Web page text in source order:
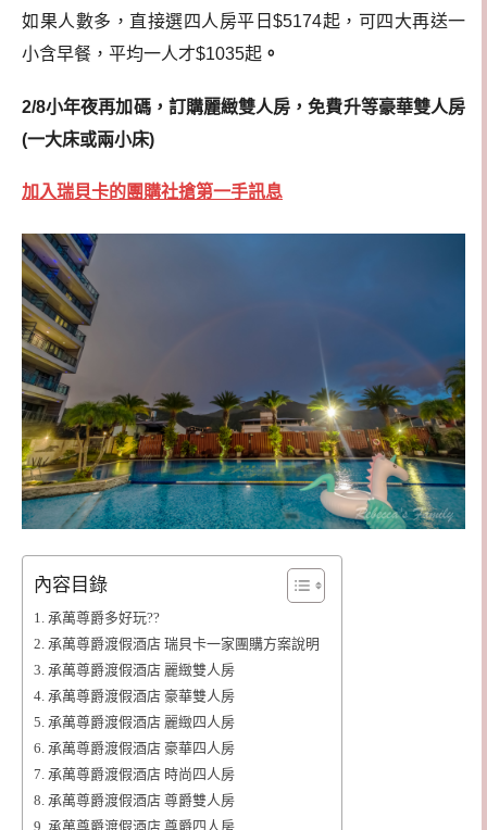
如果人數多，直接選四人房平日$5174起，可四大再送一
小含早餐，平均一人才$1035起 。
2/8小年夜再加碼，訂購麗緻雙人房，免費升等豪華雙人房
(一大床或兩小床)
加入瑞貝卡的團購社搶第一手訊息
內容目錄
承萬尊爵多好玩??
承萬尊爵渡假酒店 瑞貝卡一家團購方案說明
承萬尊爵渡假酒店 麗緻雙人房
承萬尊爵渡假酒店 豪華雙人房
承萬尊爵渡假酒店 麗緻四人房
承萬尊爵渡假酒店 豪華四人房
承萬尊爵渡假酒店 時尚四人房
承萬尊爵渡假酒店 尊爵雙人房
承萬尊爵渡假酒店 尊爵四人房